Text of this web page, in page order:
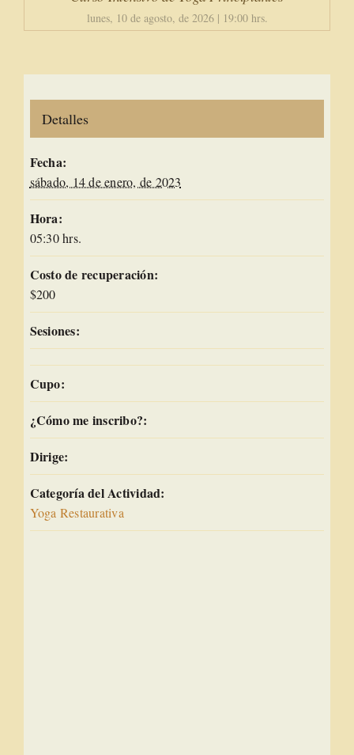
lunes, 10 de agosto, de 2026 | 19:00 hrs.
Detalles
Fecha:
sábado, 14 de enero, de 2023
Hora:
05:30 hrs.
Costo de recuperación:
$200
Sesiones:
Cupo:
¿Cómo me inscribo?:
Dirige:
Categoría del Actividad:
Yoga Restaurativa